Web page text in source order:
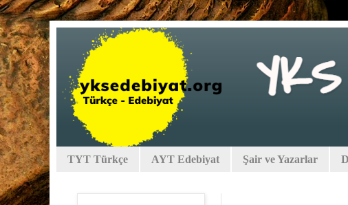
TYT Türkçe AYT Edebiyat Şair ve Yazarlar